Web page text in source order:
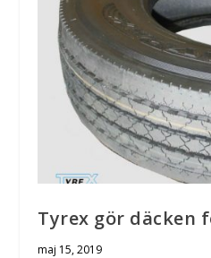
Tyrex gör däcken
maj 15, 2019